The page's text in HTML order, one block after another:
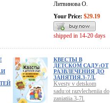
Литвинова О.
Your Price: $29.19
shipped in 14-20 days
КВЕСТЫ В
ДЕТСКОМ САДУ:ОТ
РАЗВЛЕЧЕНИЯ ДО
ЗАНЯТИЯ.3-7Л.
Kvesty v detskom
sadu:ot razvlecheniia do
zaniatiia.3-7l.